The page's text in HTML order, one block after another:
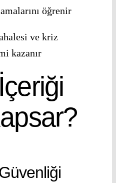
öğrenir
ve kriz
kazanır